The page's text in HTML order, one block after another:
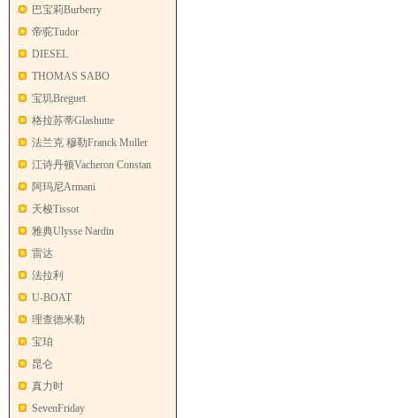
巴宝莉Burberry
帝驼Tudor
DIESEL
THOMAS SABO
宝玑Breguet
格拉苏蒂Glashutte
法兰克 穆勒Franck Muller
江诗丹顿Vacheron Constan
阿玛尼Armani
天梭Tissot
雅典Ulysse Nardin
雷达
法拉利
U-BOAT
理查德米勒
宝珀
昆仑
真力时
SevenFriday